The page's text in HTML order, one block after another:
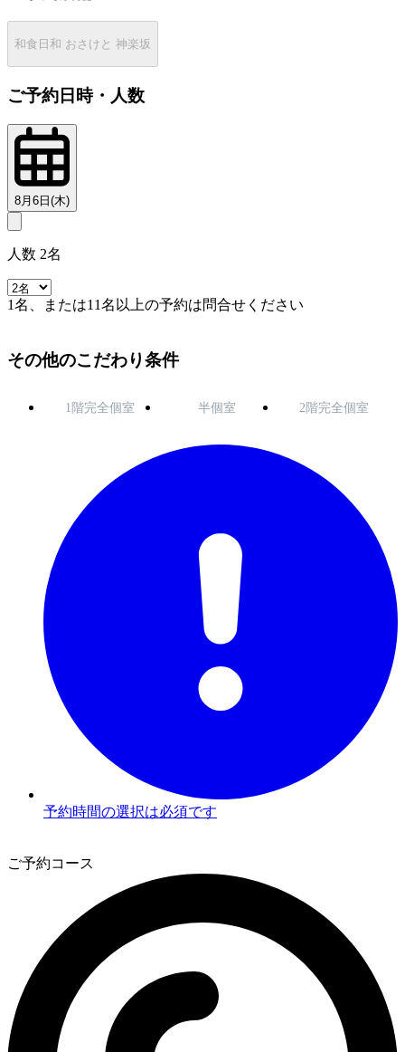
和食日和 おさけと 神楽坂
ご予約日時・人数
8月6日(木)
人数 2名
1名、または11名以上の予約は問合せください
その他のこだわり条件
1階完全個室 半個室 2階完全個室
予約時間の選択は必須です
ご予約コース